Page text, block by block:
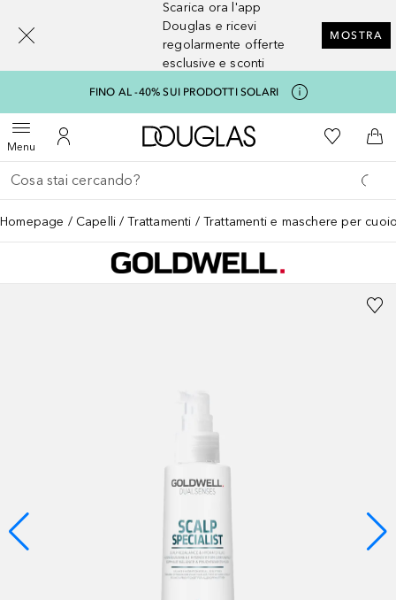
Scarica ora l'app
Douglas e ricevi
regolarmente offerte
esclusive e sconti
MOSTRA
FINO AL -40% SUI PRODOTTI SOLARI
MenuApri menuAl Mio Account
A Douglas HomeAlla Mia
Al
Torna indietro
Esegui ricerca
Homepage Capelli Trattamenti Trattamenti e maschere per
[navigation.slideout.screenreader]